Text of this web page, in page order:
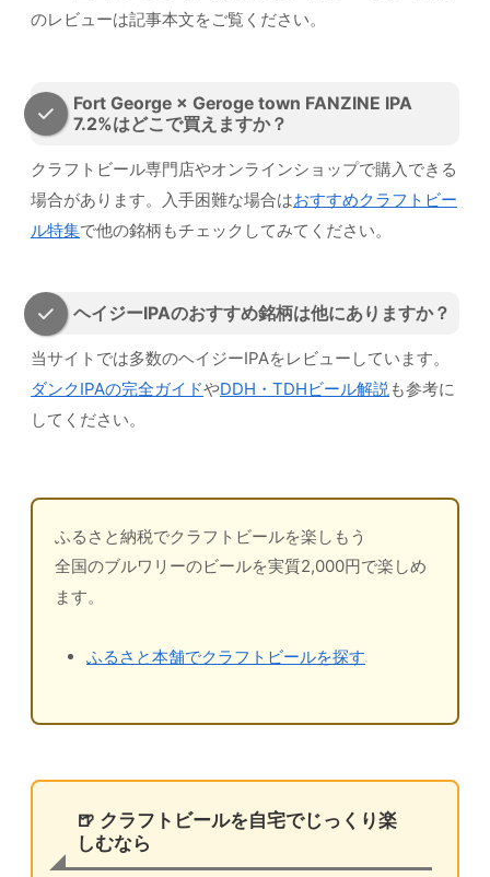
のレビューは記事本文をご覧ください。
Fort George × Geroge town FANZINE IPA
7.2%はどこで買えますか？
クラフトビール専門店やオンラインショップで購入できる
場合があります。入手困難な場合はおすすめクラフトビー
ル特集で他の銘柄もチェックしてみてください。
ヘイジーIPAのおすすめ銘柄は他にありますか？
当サイトでは多数のヘイジーIPAをレビューしています。
ダンクIPAの完全ガイドやDDH・TDHビール解説も参考に
してください。
ふるさと納税でクラフトビールを楽しもう
全国のブルワリーのビールを実質2,000円で楽しめ
ます。
ふるさと本舗でクラフトビールを探す
🍺 クラフトビールを自宅でじっくり楽
しむなら